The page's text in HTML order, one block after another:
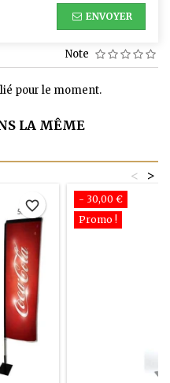
ENVOYER
Note
pour le moment.
LA MÊME
>
<
favorite_border
- 30,00 €
Promo !